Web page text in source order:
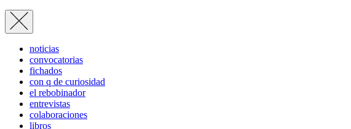
noticias
convocatorias
fichados
con q de curiosidad
el rebobinador
entrevistas
colaboraciones
libros